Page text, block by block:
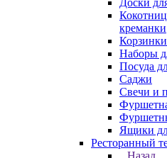
Доски
креманки
Наборы
Посуда
Саджи
Свечи и
Ящики
Ресторанный
Назад